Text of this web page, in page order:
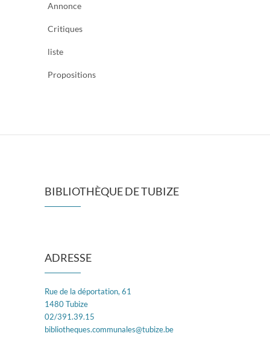
Annonce
Critiques
liste
Propositions
BIBLIOTHÈQUE DE TUBIZE
ADRESSE
Rue de la déportation, 61
1480 Tubize
02/391.39.15
bibliotheques.communales@tubize.be